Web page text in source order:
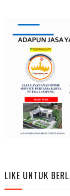
LIKE UNTUK